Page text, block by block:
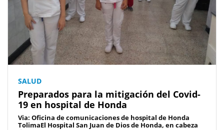
SALUD
Preparados para la mitigación del Covid-
19 en hospital de Honda
Via: Oficina de comunicaciones de hospital de Honda
TolimaEl Hospital San Juan de Dios de Honda, en cabeza